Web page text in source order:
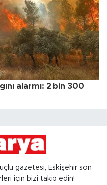
alarmı: 2 bin 300
gazetesi, Eskişehir son
için bizi takip edin!